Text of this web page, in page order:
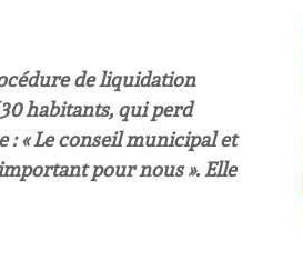
de liquidation
habitants, qui perd
: « Le conseil municipal et
pour nous ». Elle